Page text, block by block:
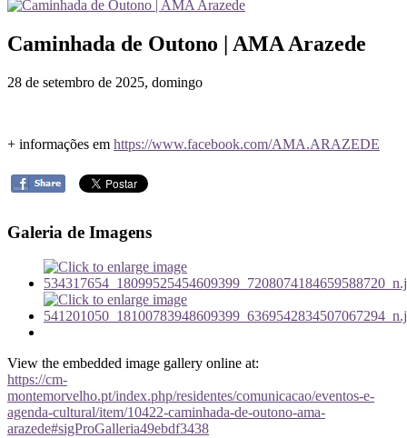
Caminhada de Outono | AMA Arazede
28 de setembro de 2025, domingo
+ informações em https://www.facebook.com/AMA.ARAZEDE
Galeria de Imagens
View the embedded image gallery online at:
https://cm-
montemorvelho.pt/index.php/residentes/comunicacao/eventos-e-
agenda-cultural/item/10422-caminhada-de-outono-ama-
arazede#sigProGalleria49ebdf3438